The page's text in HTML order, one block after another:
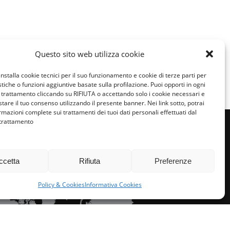
Questo sito web utilizza cookie
cookie tecnici per il suo funzionamento e cookie di terze parti per
o funzioni aggiuntive basate sulla profilazione. Puoi opporti in ogni
cliccando su RIFIUTA o accettando solo i cookie necessari e
il tuo consenso utilizzando il presente banner. Nei link sotto, potrai
complete sui trattamenti dei tuoi dati personali effettuati dal
Rifiuta Preferenze
Policy & CookiesInformativa Cookies
Condividi:
per l’accoglienza nel mondo